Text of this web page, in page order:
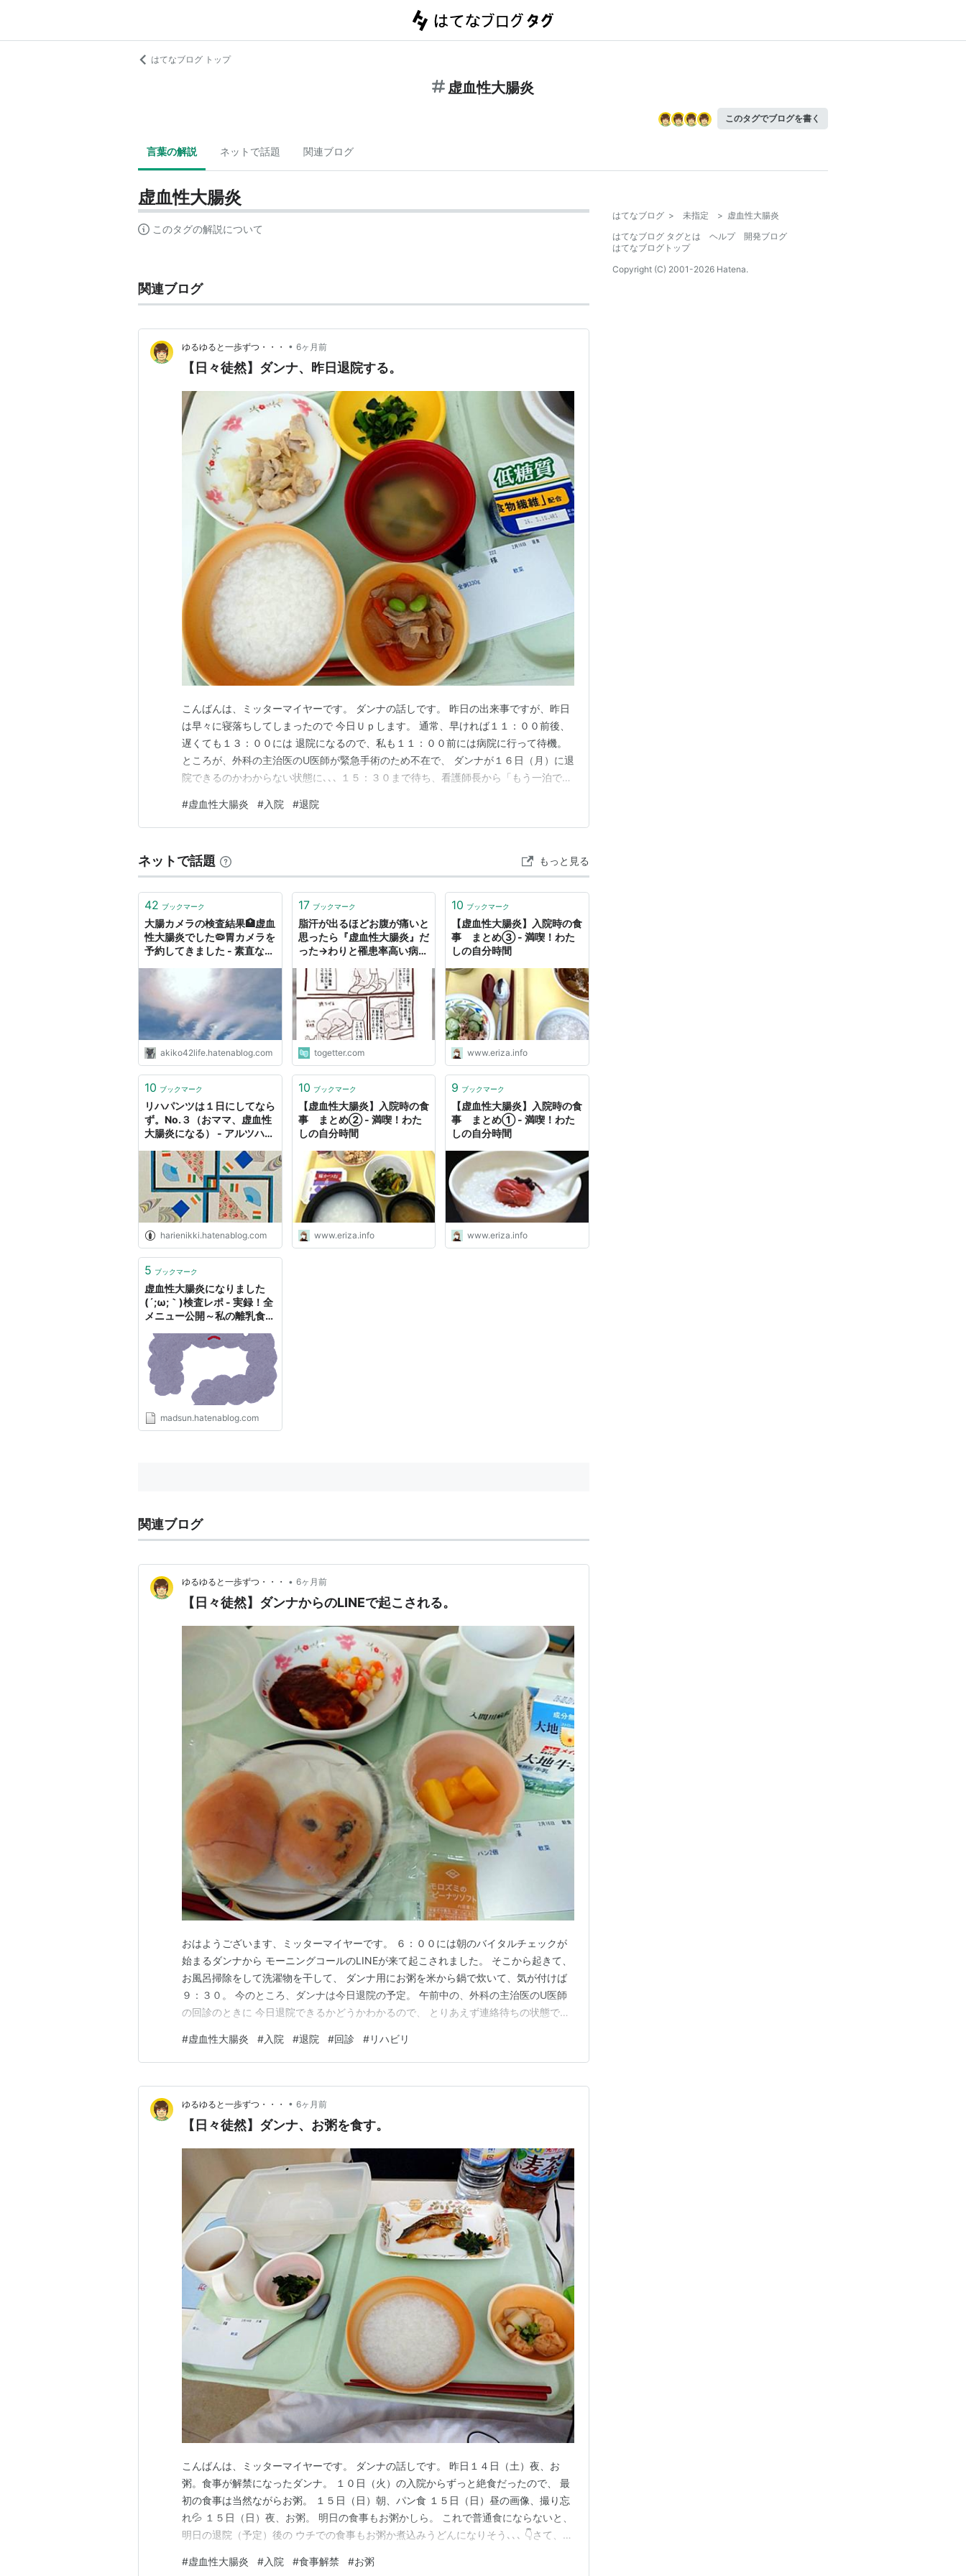
はてなブログ トップ
虚血性大腸炎
このタグでブログを書く
言葉の解説 ネットで話題 関連ブログ
虚血性大腸炎
このタグの解説について
関連ブログ
ゆるゆると一歩ずつ・・・ • 6ヶ月前
【日々徒然】ダンナ、昨日退院する。
こんばんは、ミッターマイヤーです。 ダンナの話しです。 昨日の出来事ですが、昨日
は早々に寝落ちしてしまったので 今日Ｕｐします。 通常、早ければ１１：００前後、
遅くても１３：００には 退院になるので、私も１１：００前には病院に行って待機。
ところが、外科の主治医のU医師が緊急手術のため不在で、 ダンナが１６日（月）に退
院できるのかわからない状態に､､､ １５：３０まで待ち、看護師長から「もう一泊です
にU医師の回診があり、「退院していいですよ」と。 慌てて部屋着から外着に着替える
ダンナ(;^ω^) １６：１０頃に事務…
#虚血性大腸炎 #入院 #退院
ネットで話題 もっと見る
42 ブックマーク
大腸カメラの検査結果🏥虚血
性大腸炎でした🦠胃カメラを
予約してきました - 素直な天
akiko42life.hatenablog.com
17 ブックマーク
脂汗が出るほどお腹が痛いと
思ったら『虚血性大腸炎』だ
った→わりと罹患率高い病気
togetter.com
10 ブックマーク
【虚血性大腸炎】入院時の食
事 まとめ③ - 満喫！わた
しの自分時間
www.eriza.info
10 ブックマーク
リハパンツは１日にしてなら
ず。No.３（おママ、虚血性
大腸炎になる） - アルツハイ
絵日記〜
harienikki.hatenablog.com
10 ブックマーク
【虚血性大腸炎】入院時の食
事 まとめ② - 満喫！わた
しの自分時間
www.eriza.info
9 ブックマーク
【虚血性大腸炎】入院時の食
事 まとめ① - 満喫！わた
しの自分時間
www.eriza.info
5 ブックマーク
虚血性大腸炎になりました
(´;ω;｀)検査レポ - 実録！全
メニュー公開～私の離乳食１
madsun.hatenablog.com
関連ブログ
ゆるゆると一歩ずつ・・・ • 6ヶ月前
【日々徒然】ダンナからのLINEで起こされる。
おはようございます、ミッターマイヤーです。 ６：００には朝のバイタルチェックが
始まるダンナから モーニングコールのLINEが来て起こされました。 そこから起きて、
お風呂掃除をして洗濯物を干して、 ダンナ用にお粥を米から鍋で炊いて、気が付けば
９：３０。 今のところ、ダンナは今日退院の予定。 午前中の、外科の主治医のU医師
の回診のときに 今日退院できるかどうかわかるので、 とりあえず連絡待ちの状態で
しようと思います。 👇１６日（月）朝、パン食。 ぶどうパン、フルーツ缶が苦手なダ
ンナ、かなりボヤいておりました(;^ω^)…
#虚血性大腸炎 #入院 #退院 #回診 #リハビリ
ゆるゆると一歩ずつ・・・ • 6ヶ月前
【日々徒然】ダンナ、お粥を食す。
こんばんは、ミッターマイヤーです。 ダンナの話しです。 昨日１４日（土）夜、お
粥。食事が解禁になったダンナ。 １０日（火）の入院からずっと絶食だったので、 最
初の食事は当然ながらお粥。 １５日（日）朝、パン食 １５日（日）昼の画像、撮り忘
れ💦 １５日（日）夜、お粥。 明日の食事もお粥かしら。 これで普通食にならないと、
明日の退院（予定）後の ウチでの食事もお粥か煮込みうどんになりそう､､､ 👇さて、今
#虚血性大腸炎 #入院 #食事解禁 #お粥
はてなブログ > 未指定 > 虚血性大腸炎
はてなブログ タグとは
ヘルプ
開発ブログ
はてなブログトップ
Copyright (C) 2001-2026 Hatena.